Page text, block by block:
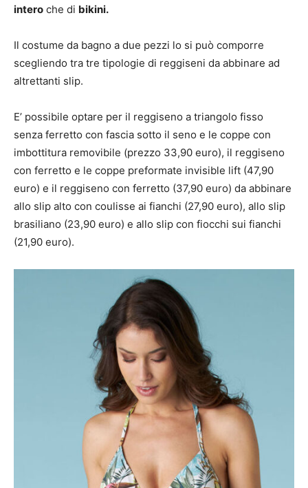
intero che di bikini.
Il costume da bagno a due pezzi lo si può comporre
scegliendo tra tre tipologie di reggiseni da abbinare ad
altrettanti slip.
E’ possibile optare per il reggiseno a triangolo fisso
senza ferretto con fascia sotto il seno e le coppe con
imbottitura removibile (prezzo 33,90 euro), il reggiseno
con ferretto e le coppe preformate invisible lift (47,90
euro) e il reggiseno con ferretto (37,90 euro) da abbinare
allo slip alto con coulisse ai fianchi (27,90 euro), allo slip
brasiliano (23,90 euro) e allo slip con fiocchi sui fianchi
(21,90 euro).